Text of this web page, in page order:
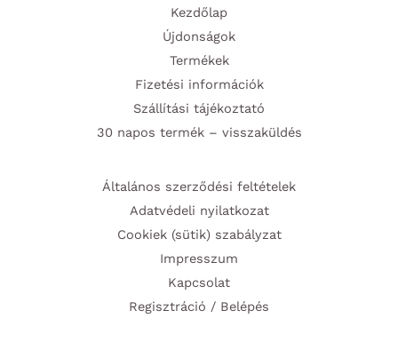
Kezdőlap
Újdonságok
Termékek
Fizetési információk
Szállítási tájékoztató
30 napos termék – visszaküldés
Általános szerződési feltételek
Adatvédeli nyilatkozat
Cookiek (sütik) szabályzat
Impresszum
Kapcsolat
Regisztráció / Belépés